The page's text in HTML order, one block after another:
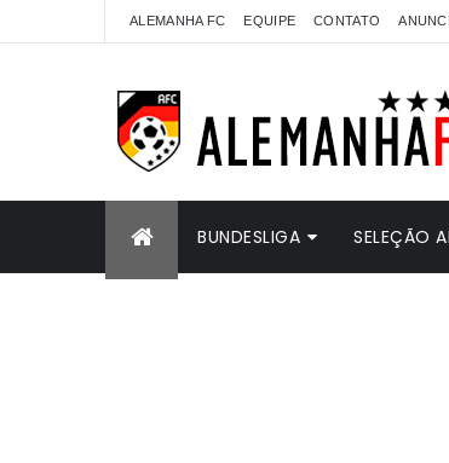
ALEMANHA FC EQUIPE CONTATO
BUNDESLIGA SELEÇÃO